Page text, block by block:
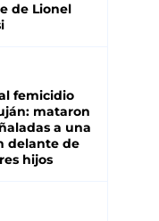
de Lionel
femicidio
mataron
a una
delante de
hijos